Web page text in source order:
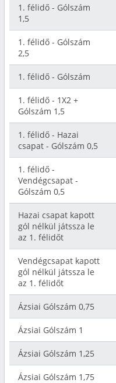
1. félidő - Gólszám
1,5
1. félidő - Gólszám
2,5
1. félidő - Gólszám
1. félidő - 1X2 +
Gólszám 1,5
1. félidő - Hazai
csapat - Gólszám 0,5
1. félidő -
Vendégcsapat -
Gólszám 0,5
Hazai csapat kapott
gól nélkül játssza le
az 1. félidőt
Vendégcsapat kapott
gól nélkül játssza le
az 1. félidőt
Ázsiai Gólszám 0,75
Ázsiai Gólszám 1
Ázsiai Gólszám 1,25
Ázsiai Gólszám 1,75